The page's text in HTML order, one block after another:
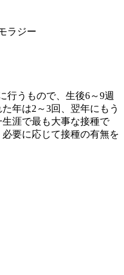
ラジー
行うもので、生後6～9週
年は2～3回、翌年にもう
涯で最も大事な接種で
要に応じて接種の有無を